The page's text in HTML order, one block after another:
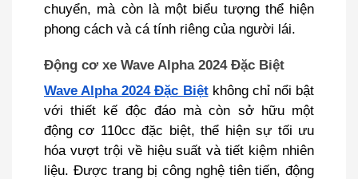
chuyển, mà còn là một biểu tượng thể hiện
phong cách và cá tính riêng của người lái.
Động cơ xe Wave Alpha 2024 Đặc Biệt
Wave Alpha 2024 Đặc Biệtkhông chỉ nổi bật
với thiết kế độc đáo mà còn sở hữu một
động cơ 110cc đặc biệt, thể hiện sự tối ưu
hóa vượt trội về hiệu suất và tiết kiệm nhiên
liệu. Được trang bị công nghệ tiên tiến, động